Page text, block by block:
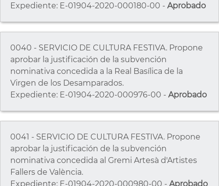
Expediente: E-01904-2020-000180-00 - Aprobado
0040 - SERVICIO DE CULTURA FESTIVA. Propone
aprobar la justificación de la subvención
nominativa concedida a la Real Basílica de la
Virgen de los Desamparados.
Expediente: E-01904-2020-000976-00 - Aprobado
0041 - SERVICIO DE CULTURA FESTIVA. Propone
aprobar la justificación de la subvención
nominativa concedida al Gremi Artesà d'Artistes
Fallers de València.
Expediente: E-01904-2020-000980-00 - Aprobado